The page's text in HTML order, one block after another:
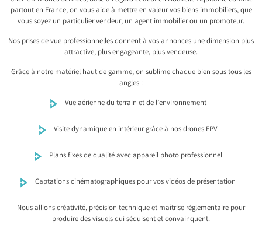
partout en France, on vous aide à mettre en valeur vos biens immobiliers, que
vous soyez un particulier vendeur, un agent immobilier ou un promoteur.
Nos prises de vue professionnelles donnent à vos annonces une dimension plus
attractive, plus engageante, plus vendeuse.
Grâce à notre matériel haut de gamme, on sublime chaque bien sous tous les
angles :
Vue aérienne du terrain et de l’environnement
Visite dynamique en intérieur grâce à nos drones FPV
Plans fixes de qualité avec appareil photo professionnel
Captations cinématographiques pour vos vidéos de présentation
Nous allions créativité, précision technique et maîtrise réglementaire pour
produire des visuels qui séduisent et convainquent.